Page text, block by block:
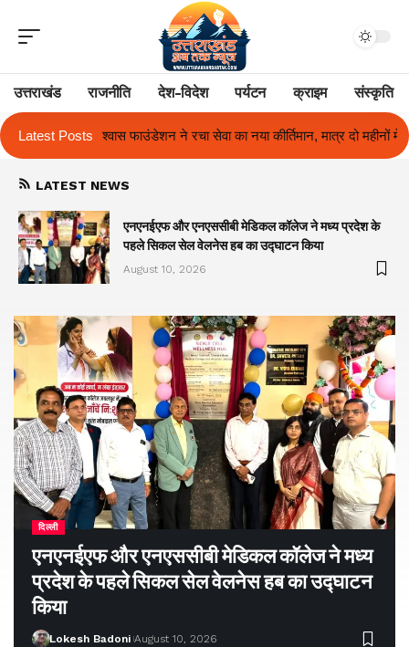
उत्तराखंड राजनीति देश-विदेश पर्यटन क्राइम संस्कृति
Latest Posts
का नया कीर्तिमान, मात्र दो महीनों में 8 जनहितकारी परियोजनाओं की सफल
LATEST NEWS
एनएनईएफ और एनएससीबी मेडिकल कॉलेज ने मध्य प्रदेश के
पहले सिकल सेल वेलनेस हब का उद्घाटन किया
August 10, 2026
दिल्ली
एनएनईएफ और एनएससीबी मेडिकल कॉलेज ने मध्य
प्रदेश के पहले सिकल सेल वेलनेस हब का उद्घाटन
किया
Lokesh Badoni August 10, 2026